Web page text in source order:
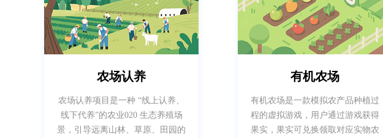
农场认养
农场认养项目是一种 “线上认养、
线下代养”的农业020 生态养殖场
景，引导远离山林、草原、田园的
有机农场
有机农场是一款模拟农产品种植过
程的虚拟游戏，用户通过游戏获得
果实，果实可兑换领取对应实物农